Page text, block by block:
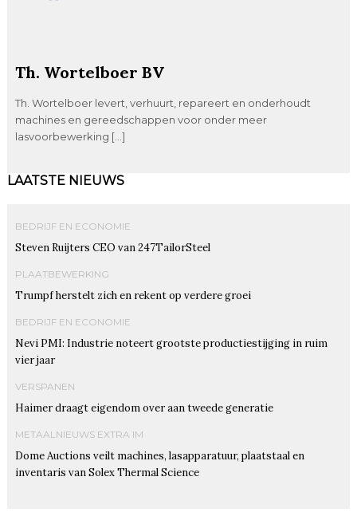
Th. Wortelboer BV
Th. Wortelboer levert, verhuurt, repareert en onderhoudt
machines en gereedschappen voor onder meer
lasvoorbewerking […]
LAATSTE NIEUWS
BEDRIJF EN ECONOMIE
Steven Ruijters CEO van 247TailorSteel
PLAATBEWERKING
Trumpf herstelt zich en rekent op verdere groei
BEDRIJF EN ECONOMIE
Nevi PMI: Industrie noteert grootste productiestijging in ruim
vier jaar
VERSPANEN
Haimer draagt eigendom over aan tweede generatie
METAALNIEUWS EXTRA IM
Dome Auctions veilt machines, lasapparatuur, plaatstaal en
inventaris van Solex Thermal Science